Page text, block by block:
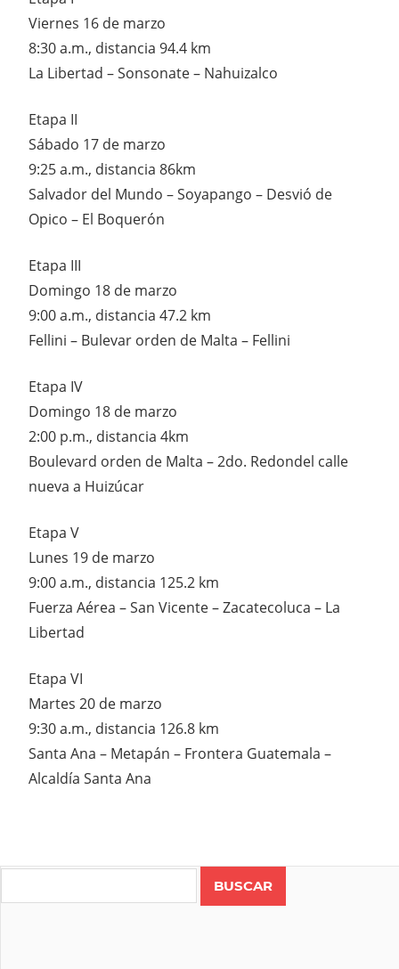
Viernes 16 de marzo
8:30 a.m., distancia 94.4 km
La Libertad – Sonsonate – Nahuizalco
Etapa II
Sábado 17 de marzo
9:25 a.m., distancia 86km
Salvador del Mundo – Soyapango – Desvió de
Opico – El Boquerón
Etapa III
Domingo 18 de marzo
9:00 a.m., distancia 47.2 km
Fellini – Bulevar orden de Malta – Fellini
Etapa IV
Domingo 18 de marzo
2:00 p.m., distancia 4km
Boulevard orden de Malta – 2do. Redondel calle
nueva a Huizúcar
Etapa V
Lunes 19 de marzo
9:00 a.m., distancia 125.2 km
Fuerza Aérea – San Vicente – Zacatecoluca – La
Libertad
Etapa VI
Martes 20 de marzo
9:30 a.m., distancia 126.8 km
Santa Ana – Metapán – Frontera Guatemala –
Alcaldía Santa Ana